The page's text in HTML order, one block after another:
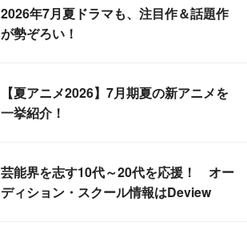
2026年7月夏ドラマも、注目作＆話題作
が勢ぞろい！
【夏アニメ2026】7月期夏の新アニメを
一挙紹介！
芸能界を志す10代～20代を応援！ オー
ディション・スクール情報はDeview